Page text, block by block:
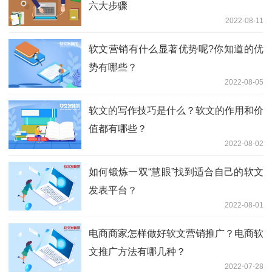
六大步骤
2022-08-11
软文营销有什么显著优势呢?你知道的优
势有哪些？
2022-08-05
软文的写作技巧是什么？软文的作用和价
值都有哪些？
2022-08-02
如何锻炼一双“慧眼”找到适合自己的软文
发表平台？
2022-08-01
电商商家怎样做好软文营销推广？电商软
文推广方法有哪几种？
2022-07-28